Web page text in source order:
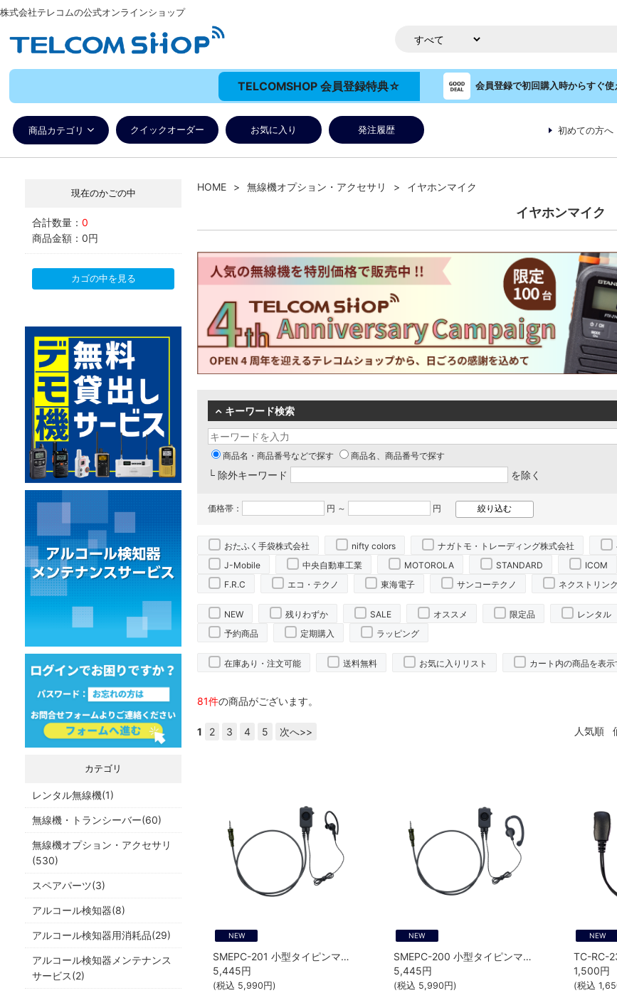
株式会社テレコムの公式オンラインショップ
TELCOMSHOP 会員登録特典☆ 会員登録で初回購入時からすぐ
商品カテゴリ クイックオーダー お気に入り 発注履歴 初めての方へ
現在のかごの中
合計数量： 0
商品金額： 0円
カゴの中を見る
カテゴリ
レンタル無線機(1)
無線機・トランシーバー(60)
無線機オプション・アクセサリ
(530)
スペアパーツ(3)
アルコール検知器(8)
アルコール検知器用消耗品(29)
アルコール検知器メンテナンス
サービス(2)
HOME 無線機オプション・アクセサリ イヤホンマイク
イヤホンマイク
キーワード検索
商品名・商品番号などで探す 商品名、商品番号で探す
└ 除外キーワード を除く
価格帯： 円 ～ 円
おたふく手袋株式会社 nifty colors ナガトモ・トレーディング株式会社
J-Mobile
中央自動車工業 MOTOROLA STANDARD ICOM
F.R.C
エコ・テクノ 東海電子 サンコーテクノ ネクストリンク
NEW 残りわずか SALE オススメ 限定品 レンタル
予約商品
定期購入 ラッピング
在庫あり・注文可能 送料無料 お気に入りリスト カート内の商品を表示
81件の商品がございます。
人気順
1 2 3 4 5 次へ>>
NEW
SMEPC-201 小型タイピンマイク&イヤホン 耳かけ付きインイヤーフィット型 八重洲無線（STANDARD HORIZON）
5,445円
(税込 5,990円)
NEW
SMEPC-200 小型タイピンマイク&イヤホン 耳かけ付きオープンエアー型 八重洲無線（STANDARD HORIZON）
5,445円
(税込 5,990円)
NEW
1,500円
(税込